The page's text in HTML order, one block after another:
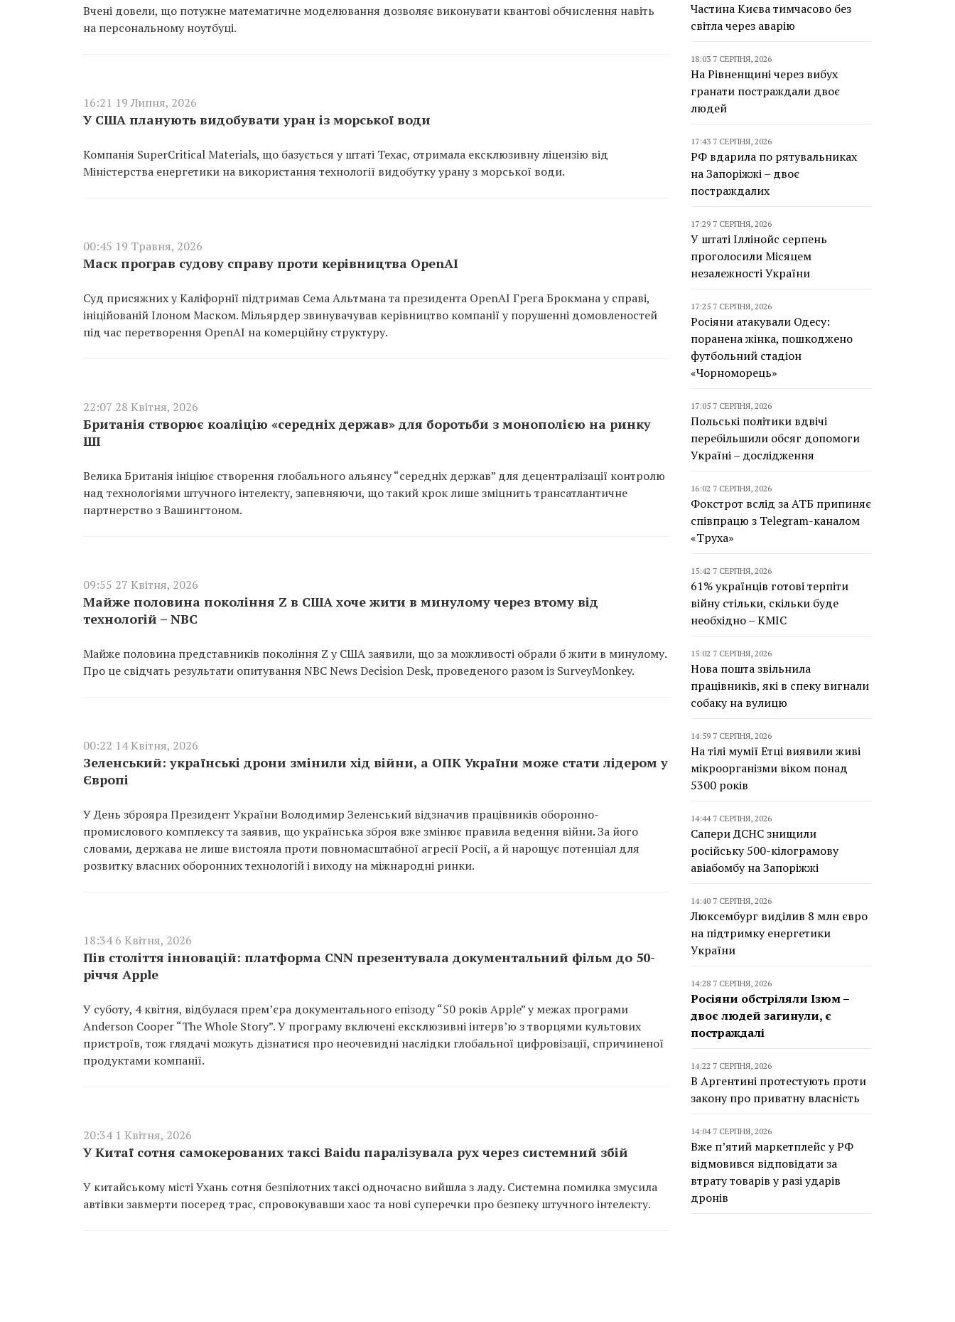
Вчені довели, що потужне математичне моделювання дозволяє виконувати квантові обчислення навіть
на персональному ноутбуці.
16:21 19 Липня, 2026
У США планують видобувати уран із морської води
Компанія SuperCritical Materials, що базується у штаті Техас, отримала ексклюзивну ліцензію від
Міністерства енергетики на використання технології видобутку урану з морської води.
00:45 19 Травня, 2026
Маск програв судову справу проти керівництва OpenAI
Суд присяжних у Каліфорнії підтримав Сема Альтмана та президента OpenAI Грега Брокмана у справі,
ініційованій Ілоном Маском. Мільярдер звинувачував керівництво компанії у порушенні домовленостей
під час перетворення OpenAI на комерційну структуру.
22:07 28 Квітня, 2026
Британія створює коаліцію «середніх держав» для боротьби з монополією на ринку
ШІ
Велика Британія ініціює створення глобального альянсу “середніх держав” для децентралізації контролю
над технологіями штучного інтелекту, запевняючи, що такий крок лише зміцнить трансатлантичне
партнерство з Вашингтоном.
09:55 27 Квітня, 2026
Майже половина покоління Z в США хоче жити в минулому через втому від
технологій – NBC
Майже половина представників покоління Z у США заявили, що за можливості обрали б жити в минулому.
Про це свідчать результати опитування NBC News Decision Desk, проведеного разом із SurveyMonkey.
00:22 14 Квітня, 2026
Зеленський: українські дрони змінили хід війни, а ОПК України може стати лідером у
Європі
У День зброяра Президент України Володимир Зеленський відзначив працівників оборонно-
промислового комплексу та заявив, що українська зброя вже змінює правила ведення війни. За його
словами, держава не лише вистояла проти повномасштабної агресії Росії, а й нарощує потенціал для
розвитку власних оборонних технологій і виходу на міжнародні ринки.
18:34 6 Квітня, 2026
Пів століття інновацій: платформа CNN презентувала документальний фільм до 50-
річчя Apple
У суботу, 4 квітня, відбулася прем’єра документального епізоду “50 років Apple” у межах програми
Anderson Cooper “The Whole Story”. У програму включені ексклюзивні інтерв’ю з творцями культових
пристроїв, тож глядачі можуть дізнатися про неочевидні наслідки глобальної цифровізації, спричиненої
продуктами компанії.
20:34 1 Квітня, 2026
У Китаї сотня самокерованих таксі Baidu паралізувала рух через системний збій
У китайському місті Ухань сотня безпілотних таксі одночасно вийшла з ладу. Системна помилка змусила
автівки завмерти посеред трас, спровокувавши хаос та нові суперечки про безпеку штучного інтелекту.
Частина Києва тимчасово без
світла через аварію
18:03 7 СЕРПНЯ, 2026
На Рівненщині через вибух
гранати постраждали двоє
людей
17:43 7 СЕРПНЯ, 2026
РФ вдарила по рятувальниках
на Запоріжжі – двоє
постраждалих
17:29 7 СЕРПНЯ, 2026
У штаті Іллінойс серпень
проголосили Місяцем
незалежності України
17:25 7 СЕРПНЯ, 2026
Росіяни атакували Одесу:
поранена жінка, пошкоджено
футбольний стадіон
«Чорноморець»
17:05 7 СЕРПНЯ, 2026
Польські політики вдвічі
перебільшили обсяг допомоги
Україні – дослідження
16:02 7 СЕРПНЯ, 2026
Фокстрот вслід за АТБ припиняє
співпрацю з Telegram-каналом
«Труха»
15:42 7 СЕРПНЯ, 2026
61% українців готові терпіти
війну стільки, скільки буде
необхідно – КМІС
15:02 7 СЕРПНЯ, 2026
Нова пошта звільнила
працівників, які в спеку вигнали
собаку на вулицю
14:59 7 СЕРПНЯ, 2026
На тілі мумії Етці виявили живі
мікроорганізми віком понад
5300 років
14:44 7 СЕРПНЯ, 2026
Сапери ДСНС знищили
російську 500-кілограмову
авіабомбу на Запоріжжі
14:40 7 СЕРПНЯ, 2026
Люксембург виділив 8 млн євро
на підтримку енергетики
України
14:28 7 СЕРПНЯ, 2026
Росіяни обстріляли Ізюм –
двоє людей загинули, є
постраждалі
14:22 7 СЕРПНЯ, 2026
В Аргентині протестують проти
закону про приватну власність
14:04 7 СЕРПНЯ, 2026
Вже п’ятий маркетплейс у РФ
відмовився відповідати за
втрату товарів у разі ударів
дронів